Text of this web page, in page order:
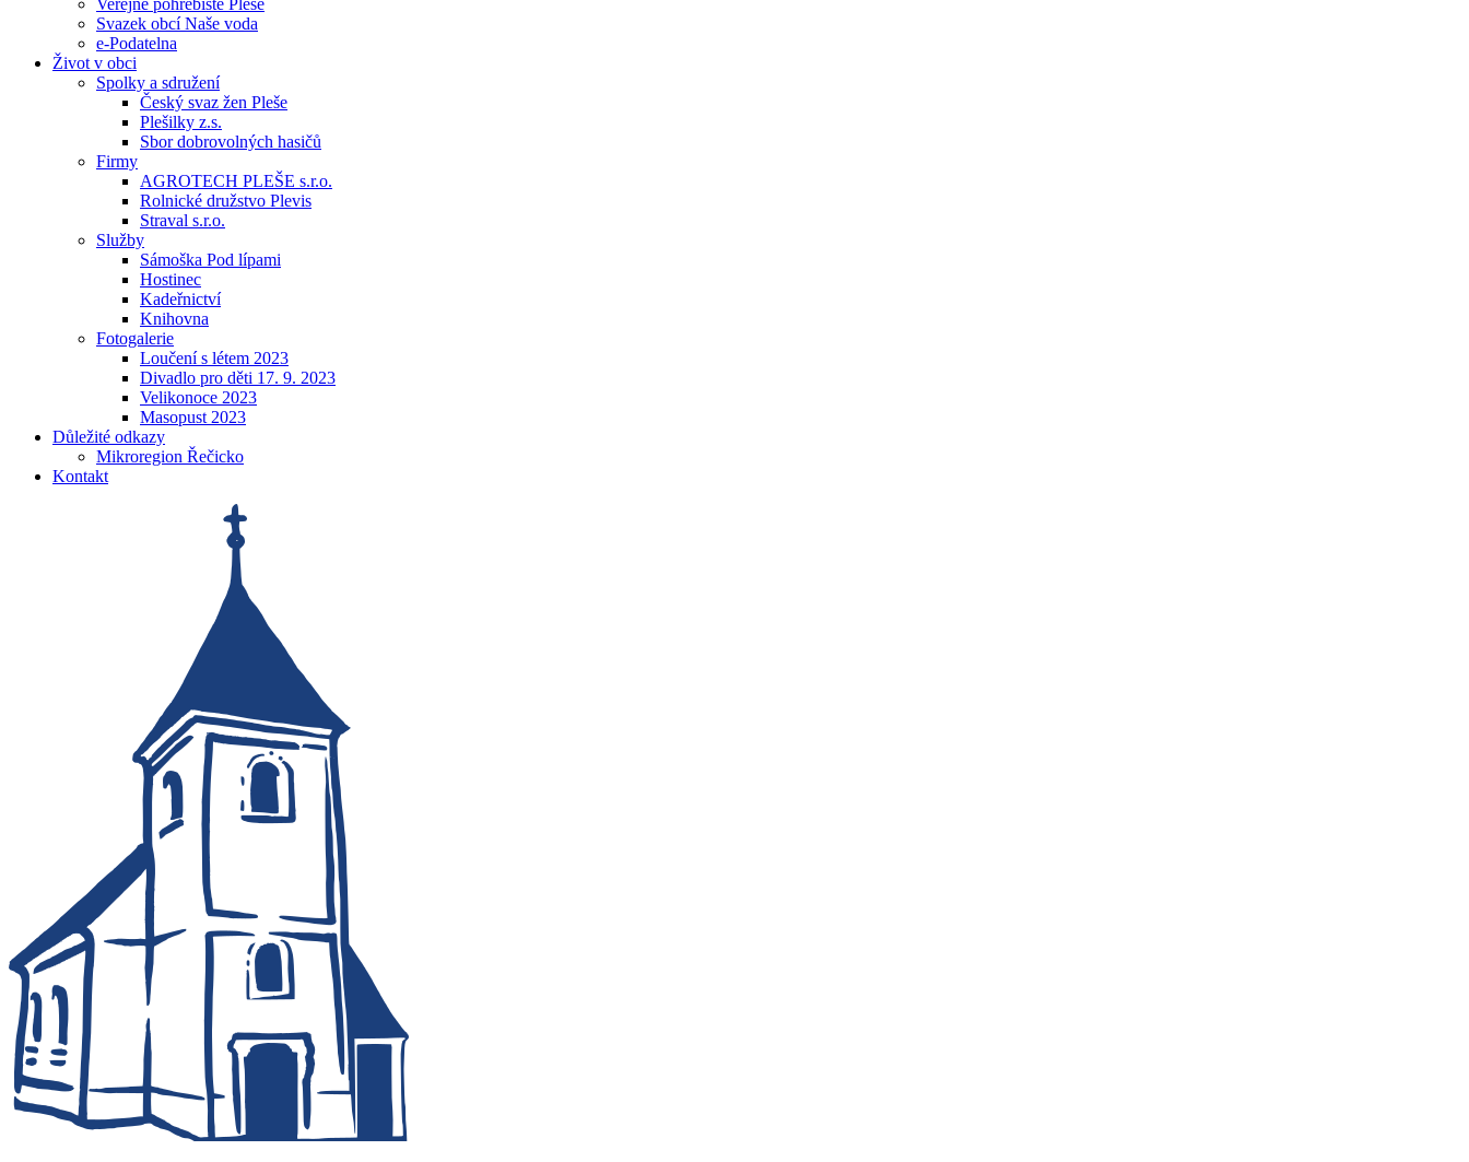
Veřejné pohřebiště Pleše
Svazek obcí Naše voda
e-Podatelna
Život v obci
Spolky a sdružení
Český svaz žen Pleše
Plešilky z.s.
Sbor dobrovolných hasičů
Firmy
AGROTECH PLEŠE s.r.o.
Rolnické družstvo Plevis
Straval s.r.o.
Služby
Sámoška Pod lípami
Hostinec
Kadeřnictví
Knihovna
Fotogalerie
Loučení s létem 2023
Divadlo pro děti 17. 9. 2023
Velikonoce 2023
Masopust 2023
Důležité odkazy
Mikroregion Řečicko
Kontakt